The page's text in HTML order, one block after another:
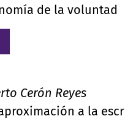
de la voluntad
Cerón Reyes
a la